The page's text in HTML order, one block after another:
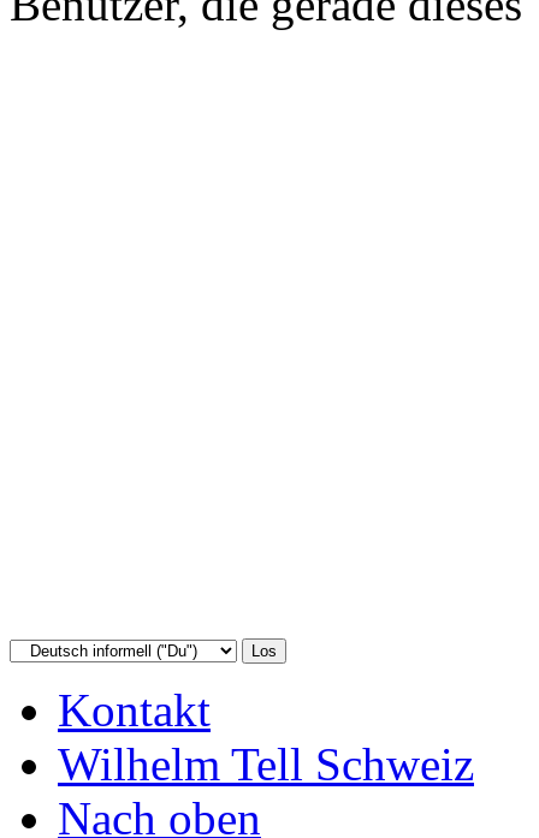
Kontakt
Wilhelm Tell Schweiz
Nach oben